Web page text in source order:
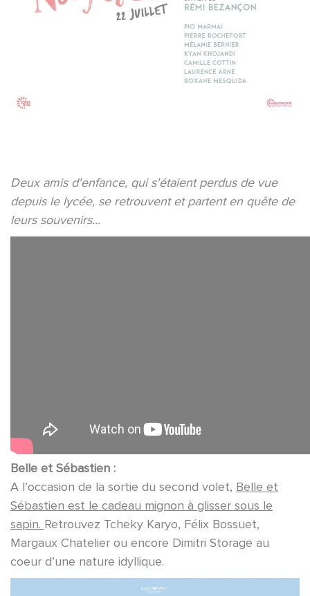
Deux amis d'enfance, qui s'étaient perdus de vue
depuis le lycée, se retrouvent et partent en quête de
leurs souvenirs...
Belle et Sébastien :
A l’occasion de la sortie du second volet, Belle et
Sébastien est le cadeau mignon à glisser sous le
sapin. Retrouvez Tcheky Karyo, Félix Bossuet,
Margaux Chatelier ou encore Dimitri Storage au
coeur d’une nature idyllique.